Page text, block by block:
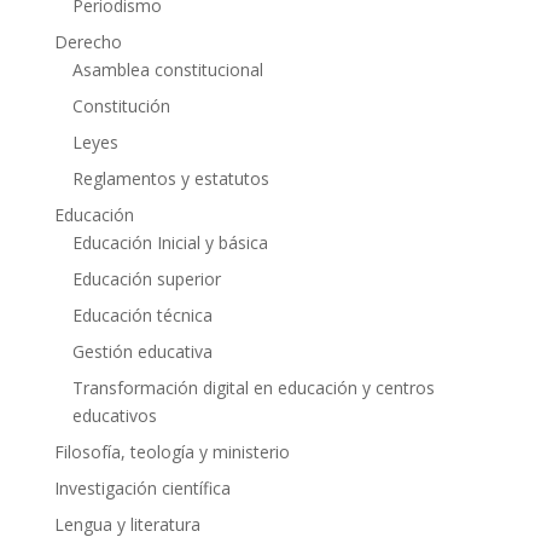
Periodismo
Derecho
Asamblea constitucional
Constitución
Leyes
Reglamentos y estatutos
Educación
Educación Inicial y básica
Educación superior
Educación técnica
Gestión educativa
Transformación digital en educación y centros
educativos
Filosofía, teología y ministerio
Investigación científica
Lengua y literatura